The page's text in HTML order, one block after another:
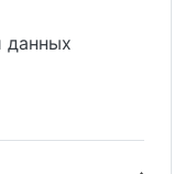
данных